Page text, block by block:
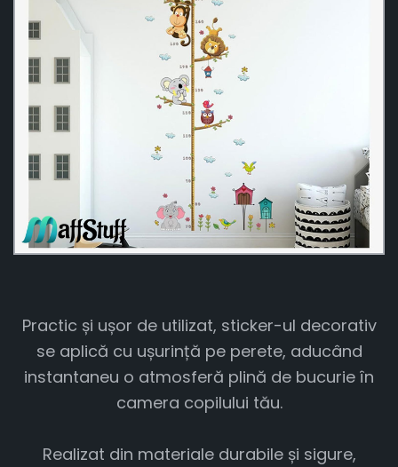
Practic și ușor de utilizat, sticker-ul decorativ
se aplică cu ușurință pe perete, aducând
instantaneu o atmosferă plină de bucurie în
camera copilului tău.
Realizat din materiale durabile și sigure,